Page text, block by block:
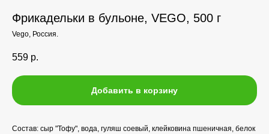
Фрикадельки в бульоне, VEGO, 500 г
Vego, Россия.
559 р.
Добавить в корзину
Состав: сыр "Тофу", вода, гуляш соевый, клейковина пшеничная, белок